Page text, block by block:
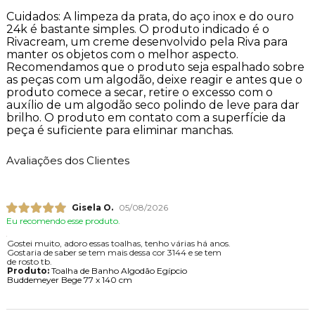
Cuidados: A limpeza da prata, do aço inox e do ouro
24k é bastante simples. O produto indicado é o
Rivacream, um creme desenvolvido pela Riva para
manter os objetos com o melhor aspecto.
Recomendamos que o produto seja espalhado sobre
as peças com um algodão, deixe reagir e antes que o
produto comece a secar, retire o excesso com o
auxílio de um algodão seco polindo de leve para dar
brilho. O produto em contato com a superfície da
peça é suficiente para eliminar manchas.
Avaliações dos Clientes
Gisela O.
05/08/2026
Eu recomendo esse produto.
Gostei muito, adoro essas toalhas, tenho várias há anos.
Gostaria de saber se tem mais dessa cor 3144 e se tem
de rosto tb.
Produto:Toalha de Banho Algodão Egípcio
Buddemeyer Bege 77 x 140 cm